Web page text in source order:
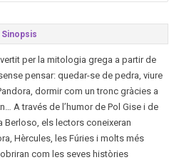
Sinopsis
per la mitologia grega a partir de
pensar: quedar-se de pedra, viure
dormir com un tronc gràcies a
A través de l’humor de Pol Gise i de
Berloso, els lectors coneixeran
Hèrcules, les Fúries i molts més
com les seves històries